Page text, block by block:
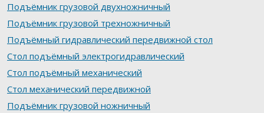
Подъёмник грузовой двухножничный
Подъёмник грузовой трехножничный
Подъёмный гидравлический передвижной стол
Стол подъёмный электрогидравлический
Стол подъёмный механический
Стол механический передвижной
Подъёмник грузовой ножничный